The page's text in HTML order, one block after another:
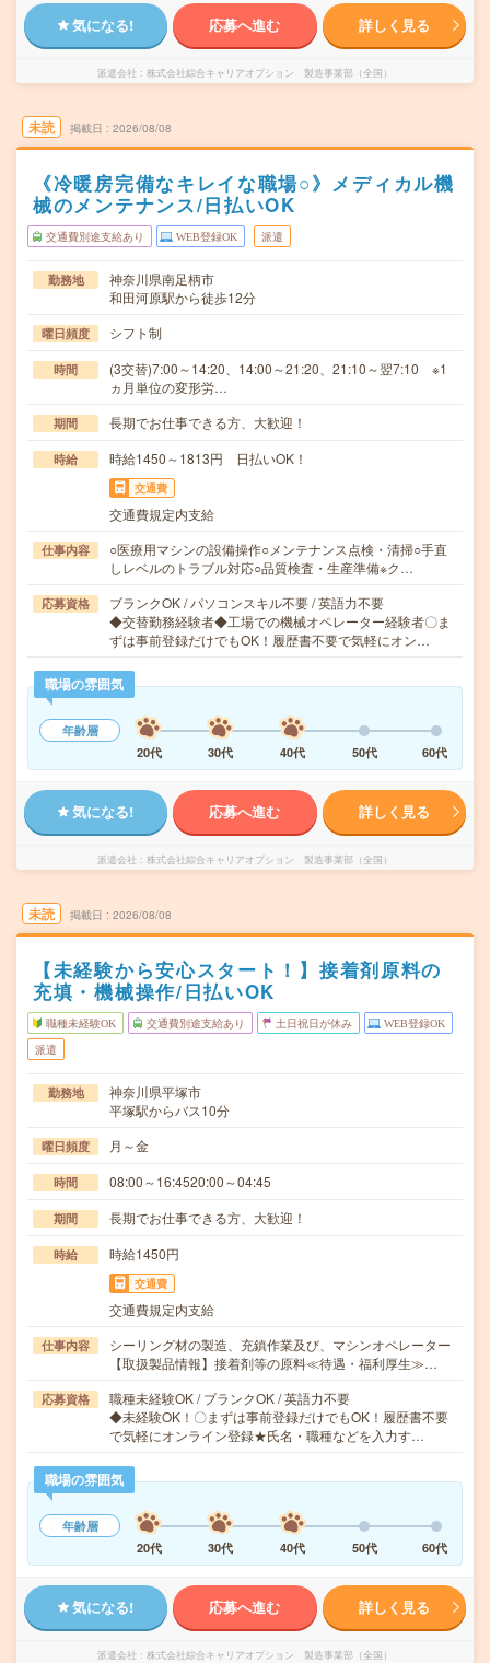
気になる! 応募へ進む 詳しく見る
派遣会社 株式会社綜合キャリアオプション 製造事業部（全国）
未読 掲載日 2026/08/08
《冷暖房完備なキレイな職場○》メディカル機
械のメンテナンス/日払いOK
交通費別途支給あり WEB登録OK 派遣
勤務地
神奈川県南足柄市
和田河原駅から徒歩12分
曜日頻度 シフト制
時間
(3交替)7:00～14:20、14:00～21:20、21:10～翌7:10 ※1
ヵ月単位の変形労…
期間 長期でお仕事できる方、大歓迎！
時給 時給1450～1813円 日払いOK！
交通費
交通費規定内支給
仕事内容
○医療用マシンの設備操作○メンテナンス点検・清掃○手直
しレベルのトラブル対応○品質検査・生産準備※ク…
応募資格
ブランクOK / パソコンスキル不要 / 英語力不要
◆交替勤務経験者◆工場での機械オペレーター経験者〇ま
ずは事前登録だけでもOK！履歴書不要で気軽にオン…
職場の雰囲気
年齢層
20代
30代 40代 50代 60代
気になる! 応募へ進む 詳しく見る
派遣会社 株式会社綜合キャリアオプション 製造事業部（全国）
未読 掲載日 2026/08/08
【未経験から安心スタート！】接着剤原料の
充填・機械操作/日払いOK
職種未経験OK 交通費別途支給あり 土日祝日が休み WEB登録OK
派遣
勤務地
神奈川県平塚市
平塚駅からバス10分
曜日頻度 月～金
時間 08:00～16:4520:00～04:45
期間 長期でお仕事できる方、大歓迎！
時給 時給1450円
交通費
交通費規定内支給
仕事内容
シーリング材の製造、充鎮作業及び、マシンオペレーター
【取扱製品情報】接着剤等の原料≪待遇・福利厚生≫…
応募資格
職種未経験OK / ブランクOK / 英語力不要
◆未経験OK！〇まずは事前登録だけでもOK！履歴書不要
で気軽にオンライン登録★氏名・職種などを入力す…
職場の雰囲気
年齢層
20代
30代 40代 50代 60代
気になる! 応募へ進む 詳しく見る
派遣会社 株式会社綜合キャリアオプション 製造事業部（全国）